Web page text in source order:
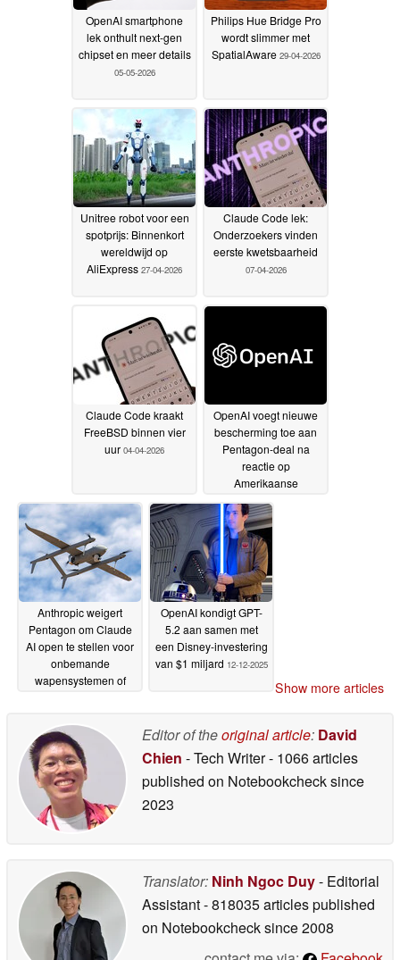
OpenAI smartphone
lek onthult next-gen
chipset en meer details
05-05-2026
Philips Hue Bridge Pro
wordt slimmer met
SpatialAware 29-04-2026
Unitree robot voor een
spotprijs: Binnenkort
wereldwijd op
AliExpress 27-04-2026
Claude Code lek:
Onderzoekers vinden
eerste kwetsbaarheid
07-04-2026
Claude Code kraakt
FreeBSD binnen vier
uur 04-04-2026
OpenAI voegt nieuwe
bescherming toe aan
Pentagon-deal na
reactie op
Amerikaanse
Anthropic weigert
Pentagon om Claude
AI open te stellen voor
onbemande
wapensystemen of
02-2026
OpenAI kondigt GPT-
5.2 aan samen met
een Disney-investering
van $1 miljard 12-12-2025
Show more articles
Editor of theoriginal article: David
Chien - Tech Writer- 1066 articles
published on Notebookchecksince
2023
Translator: Ninh Ngoc Duy- Editorial
Assistant- 818035 articles published
on Notebookchecksince 2008